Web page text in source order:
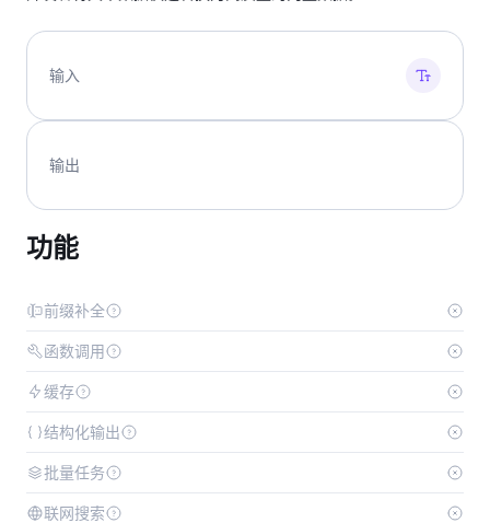
输入
输出
功能
前缀补全
函数调用
缓存
结构化输出
批量任务
联网搜索